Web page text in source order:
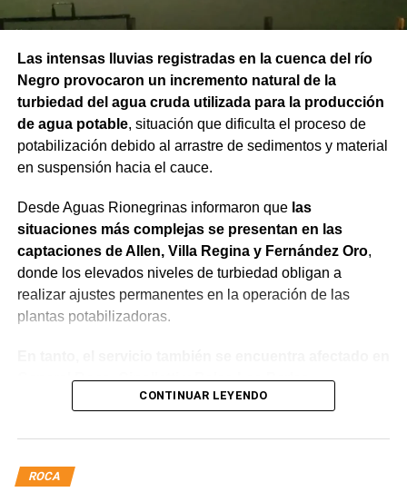
Las intensas lluvias registradas en la cuenca del río
Negro provocaron un incremento natural de la
turbiedad del agua cruda utilizada para la producción
de agua potable, situación que dificulta el proceso de
potabilización debido al arrastre de sedimentos y material
en suspensión hacia el cauce.
Desde Aguas Rionegrinas informaron que las
situaciones más complejas se presentan en las
captaciones de Allen, Villa Regina y Fernández Oro,
donde los elevados niveles de turbiedad obligan a
realizar ajustes permanentes en la operación de las
plantas potabilizadoras.
General Roca, Cipolletti y Balsa Las Perlas,
localidades donde podrían registrarse bajas de
trabaja para sostener la producción de agua potable.
Por otra parte, en Gral. E. Godoy se registran valores de
CONTINUAR LEYENDO
ROCA